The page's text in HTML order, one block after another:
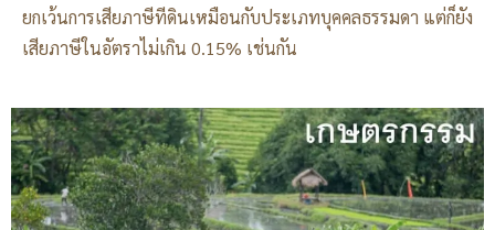
ยกเว้นการเสียภาษีทีดินเหมือนกับประเภทบุคคลธรรมดา แต่ก็ยัง
เสียภาษีในอัตราไม่เกิน 0.15% เช่นกัน